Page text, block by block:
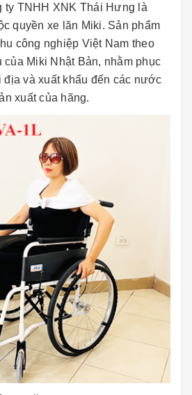
ty TNHH XNK Thái Hưng là
quyền xe lăn Miki. Sản phẩm
công nghiệp Việt Nam theo
của Miki Nhật Bản, nhằm phục
và xuất khẩu đến các nước
xuất của hãng.